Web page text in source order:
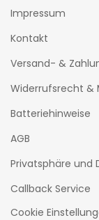
Impressum
Kontakt
Versand- &
Widerrufsrecht &
Batteriehinweise
AGB
Privatsphäre und
Callback Service
Cookie